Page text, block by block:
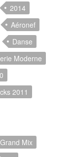
2014
Aéronef
Danse
Moderne
2011
Grand Mix